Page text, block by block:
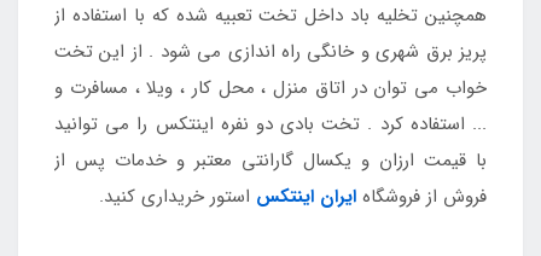
همچنین تخلیه باد داخل تخت تعبیه شده که با استفاده از
پریز برق شهری و خانگی راه اندازی می شود . از این تخت
خواب می توان در اتاق منزل ، محل کار ، ویلا ، مسافرت و
... استفاده کرد . تخت بادی دو نفره اینتکس را می توانید
با قیمت ارزان و یکسال گارانتی معتبر و خدمات پس از
فروش از فروشگاه ایران اینتکس استور خریداری کنید.